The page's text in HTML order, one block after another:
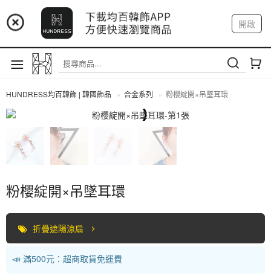
📢 市集預告：9/4-9/6 淡水捷運站
📢 市集預告：9/12-9/13 八里海巡基地
📢 市集預告：8/22-8/23 桃園青埔置地廣場
開啟
註冊 我的帳戶
HUNDRESS均百韓飾 | 韓國飾品 合金系列 粉櫻綻開×吊墜耳環
粉櫻綻開×吊墜耳環
折疊遮陽涼扇
📣 滿500元：超商取貨免運費